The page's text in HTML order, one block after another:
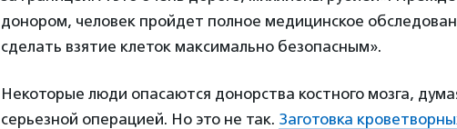
донором, человек пройдет полное медицинское
сделать взятие клеток максимально безопасным».
Некоторые люди опасаются донорства костного мозга,
серьезной операцией. Но это не так. Заготовка